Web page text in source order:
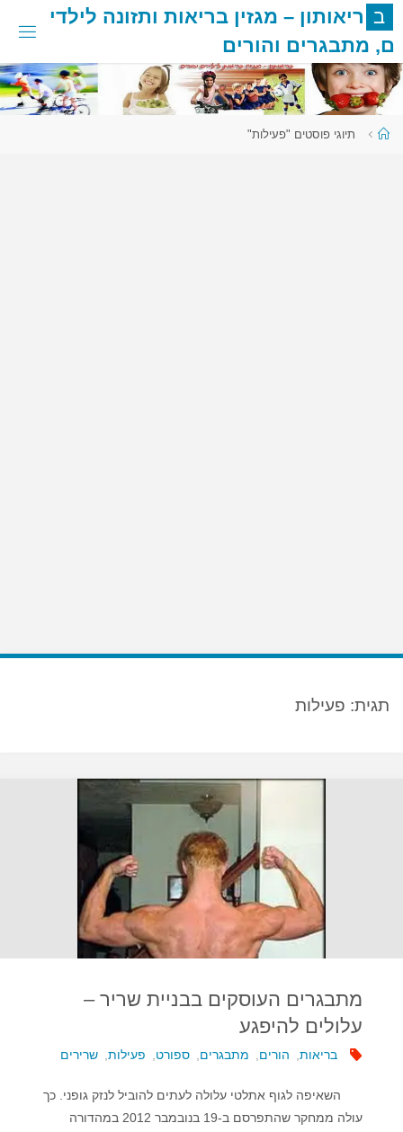
דלגו
לתוכן
ב ריאותון – מגזין בריאות ותזונה לילדי
ם, מתבגרים והורים
עמוד תיוגי פוסטים "פעילות"
תגית: פעילות
מתבגרים העוסקים בבניית שריר –
עלולים להיפגע
בריאות, הורים, מתבגרים, ספורט, פעילות, שרירים
השאיפה לגוף אתלטי עלולה לעתים להוביל לנזק גופני. כך
עולה ממחקר שהתפרסם ב-19 בנובמבר 2012 במהדורה